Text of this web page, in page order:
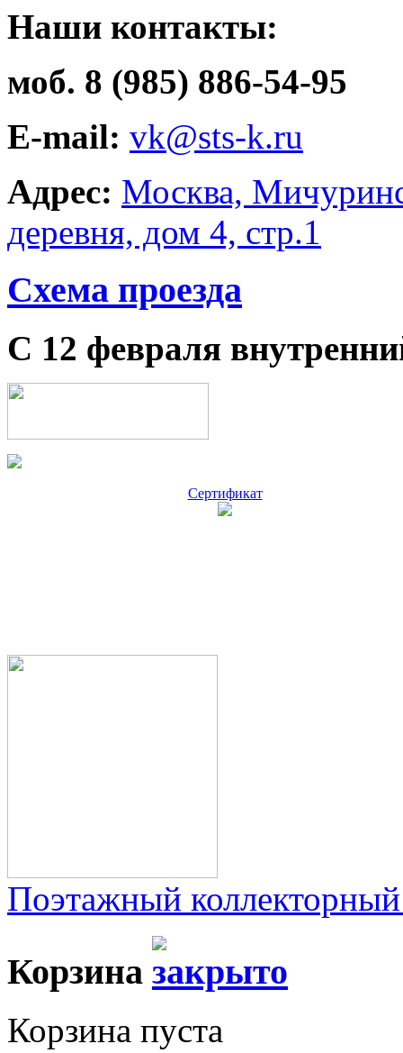
Наши контакты:
моб. 8 (985) 886-54-95
E-mail: vk@sts-k.ru
Адрес: Москва,
деревня, дом 4, стр.1
Схема проезда
С 12 февраля
Сертификат
Поэтажный
Корзина
Корзина пуста